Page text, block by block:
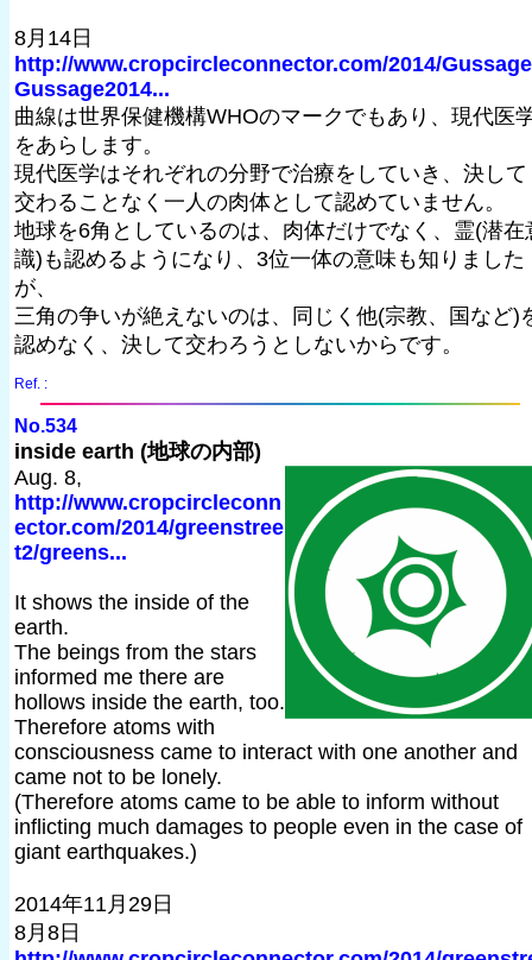
8月14日
http://www.cropcircleconnector.com/2014/
Gussage2014...
曲線は世界保健機構WHOのマークでもあり、現代医
をあらします。
現代医学はそれぞれの分野で治療をしていき、決して
交わることなく一人の肉体として認めていません。
地球を6角としているのは、肉体だけでなく、霊(潜在
識)も認めるようになり、3位一体の意味も知りました
が、
三角の争いが絶えないのは、同じく他(宗教、国など)
認めなく、決して交わろうとしないからです。
Ref. :
No.534
inside earth (地球の内部)
Aug. 8,
http://www.cropcircleconn
ector.com/2014/greenstree
t2/greens...
It shows the inside of the
earth.
The beings from the stars
informed me there are
hollows inside the earth, too.
Therefore atoms with
consciousness came to interact with one another and
came not to be lonely.
(Therefore atoms came to be able to inform without
inflicting much damages to people even in the case of
giant earthquakes.)
2014年11月29日
8月8日